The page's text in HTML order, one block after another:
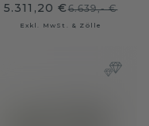
5.311,20 €6.639,- €
Exkl. MwSt. & Zölle